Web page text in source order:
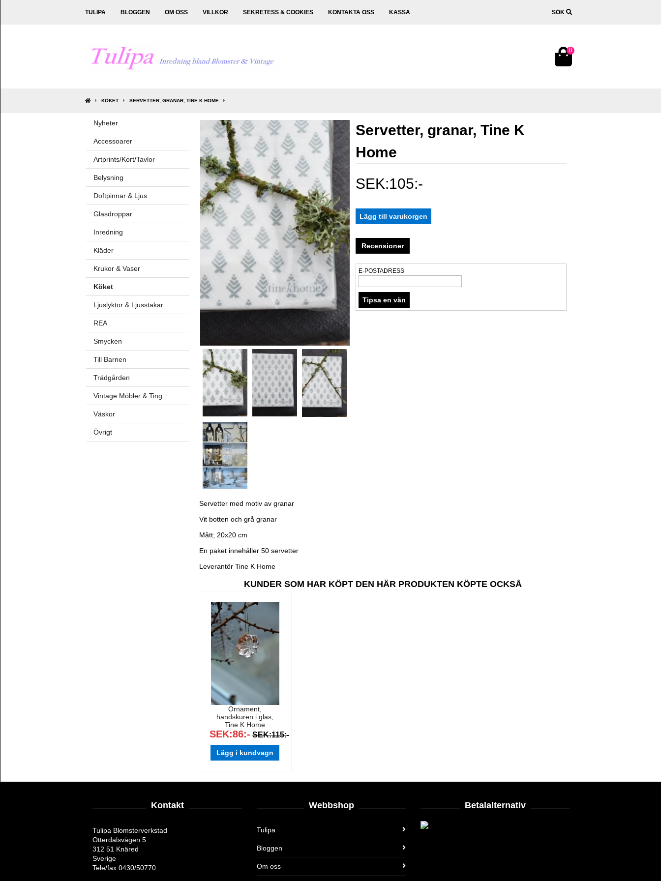
TULIPA BLOGGEN OM OSS VILLKOR SEKRETESS & COOKIES KONTAKTA OSS KASSA SÖK
0
KÖKET SERVETTER, GRANAR, TINE K HOME
Nyheter
Accessoarer
Artprints/Kort/Tavlor
Belysning
Doftpinnar & Ljus
Glasdroppar
Inredning
Kläder
Krukor & Vaser
Köket
Ljuslyktor & Ljusstakar
REA
Smycken
Till Barnen
Trädgården
Vintage Möbler & Ting
Väskor
Övrigt
Servetter, granar, Tine K
Home
SEK:105:-
Recensioner
E-POSTADRESS
Servetter med motiv av granar
Vit botten och grå granar
Mått; 20x20 cm
En paket innehåller 50 servetter
Leverantör Tine K Home
KUNDER SOM HAR KÖPT DEN HÄR PRODUKTEN KÖPTE OCKSÅ
Ornament,
handskuren i glas,
Tine K Home
SEK:86:- SEK:115:-
Lägg i kundvagn
Kontakt
Tulipa Blomsterverkstad
Otterdalsvägen 5
312 51 Knäred
Sverige
Tele/fax 0430/50770
Webbshop
Tulipa
Bloggen
Om oss
Betalalternativ